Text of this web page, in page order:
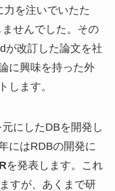
力を注いでいたた
せんでした。その
が改訂した論文を社
に興味を持った外
します。
にしたDBを開発し
にはRDBの開発に
を発表します。これ
すが、あくまで研